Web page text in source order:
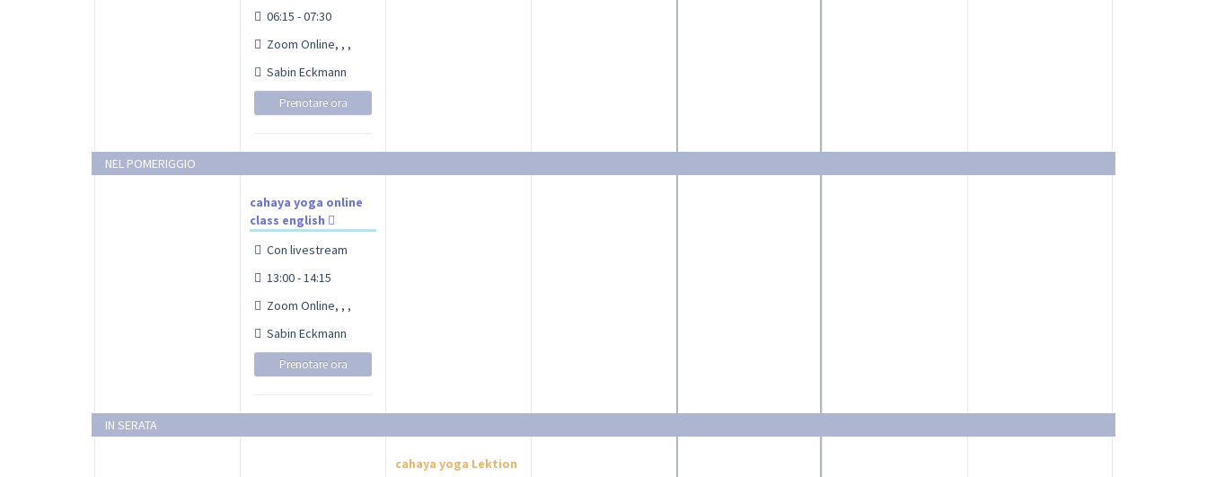
06:15 - 07:30
Zoom Online, , ,
Sabin Eckmann
Prenotare ora
NEL POMERIGGIO
cahaya yoga online
class english
Con livestream
13:00 - 14:15
Zoom Online, , ,
Sabin Eckmann
Prenotare ora
IN SERATA
cahaya yoga Lektion